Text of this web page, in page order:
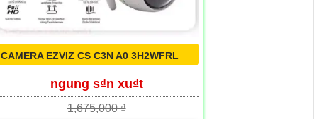
CAMERA EZVIZ CS C3N A0 3H2WFRL
ngung s₫n xu₫t
1,675,000 ₫